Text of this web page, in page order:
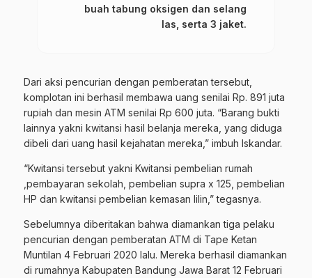
buah tabung oksigen dan selang
las, serta 3 jaket.
Dari aksi pencurian dengan pemberatan tersebut,
komplotan ini berhasil membawa uang senilai Rp. 891 juta
rupiah dan mesin ATM senilai Rp 600 juta. “Barang bukti
lainnya yakni kwitansi hasil belanja mereka, yang diduga
dibeli dari uang hasil kejahatan mereka,” imbuh Iskandar.
“Kwitansi tersebut yakni Kwitansi pembelian rumah
,pembayaran sekolah, pembelian supra x 125, pembelian
HP dan kwitansi pembelian kemasan lilin,” tegasnya.
Sebelumnya diberitakan bahwa diamankan tiga pelaku
pencurian dengan pemberatan ATM di Tape Ketan
Muntilan 4 Februari 2020 lalu. Mereka berhasil diamankan
di rumahnya Kabupaten Bandung Jawa Barat 12 Februari